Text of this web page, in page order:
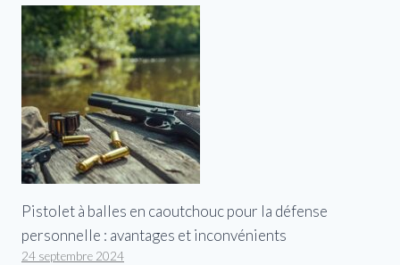
Pistolet à balles en caoutchouc pour la défense
personnelle : avantages et inconvénients
24 septembre 2024